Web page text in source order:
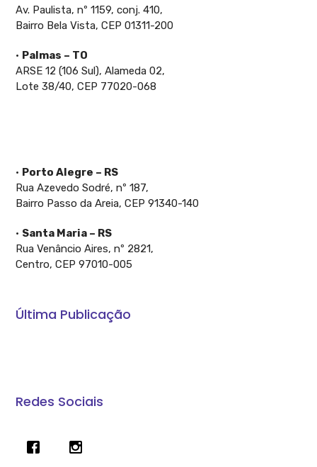
Av. Paulista, nº 1159, conj. 410,
Bairro Bela Vista, CEP 01311-200
• Palmas – TO
ARSE 12 (106 Sul), Alameda 02,
Lote 38/40, CEP 77020-068
• Porto Alegre – RS
Rua Azevedo Sodré, nº 187,
Bairro Passo da Areia, CEP 91340-140
• Santa Maria – RS
Rua Venâncio Aires, nº 2821,
Centro, CEP 97010-005
Última Publicação
Redes Sociais